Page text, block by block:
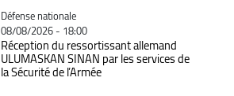
Catégorie
Défense nationale
08/08/2026 - 18:00
Réception du ressortissant allemand
ULUMASKAN SINAN par les services de
la Sécurité de l’Armée